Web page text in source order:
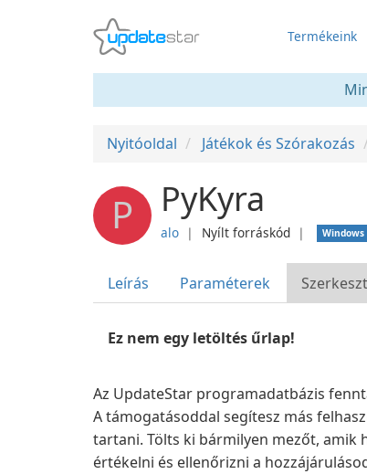
Termékeink
Nyitóoldal Játékok és Szórakozás
P PyKyra
alo ❘ Nyílt forráskód ❘ Windows
Leírás Paraméterek Szerkeszt
Ez nem egy letöltés űrlap!
Az UpdateStar programadatbázis
A támogatásoddal segítesz más
tartani. Tölts ki bármilyen mezőt, amik
értékelni és ellenőrizni a